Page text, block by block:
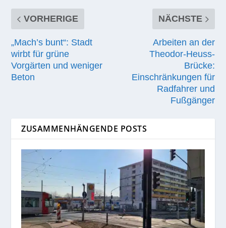
VORHERIGE
„Mach’s bunt“: Stadt
wirbt für grüne
Vorgärten und weniger
Beton
NÄCHSTE
Arbeiten an der
Theodor-Heuss-
Brücke:
Einschränkungen für
Radfahrer und
Fußgänger
ZUSAMMENHÄNGENDE POSTS